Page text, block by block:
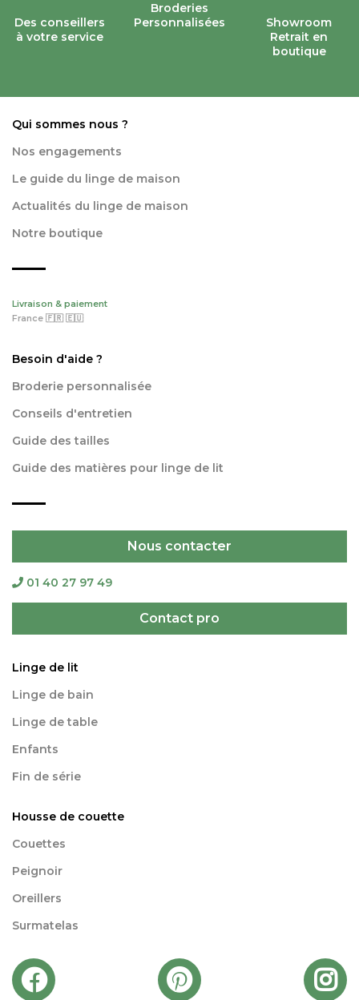
Des conseillers
à votre service
Broderies
Personnalisées
Showroom
Retrait en
boutique
Qui sommes nous ?
Nos engagements
Le guide du linge de maison
Actualités du linge de maison
Notre boutique
Livraison & paiement
France 🇫🇷 🇪🇺
Besoin d'aide ?
Broderie personnalisée
Conseils d'entretien
Guide des tailles
Guide des matières pour linge de lit
Nous contacter
01 40 27 97 49
Contact pro
Linge de lit
Linge de bain
Linge de table
Enfants
Fin de série
Housse de couette
Couettes
Peignoir
Oreillers
Surmatelas